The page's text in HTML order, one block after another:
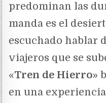
predominan las
manda es el
escuchado hablar
viajeros que se
«Tren de Hierro»
en una